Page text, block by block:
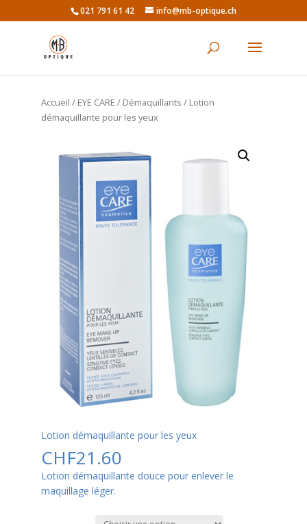
021 791 61 42 info@mb-optique.ch
Accueil / EYE CARE / Démaquillants / Lotion
démaquillante pour les yeux
Lotion démaquillante pour les yeux
CHF21.60
Lotion démaquillante douce pour enlever le
maquillage léger.